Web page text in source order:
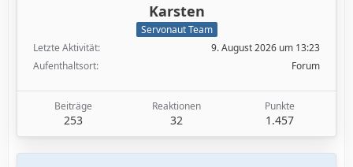
Karsten
Servonaut Team
Letzte Aktivität
9. August 2026 um 13:23
Aufenthaltsort
Forum
Beiträge
253
Reaktionen
32
Punkte
1.457